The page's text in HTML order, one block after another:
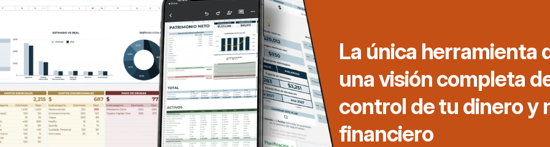
La única herramienta
una visión completa
control de tu dinero y
financiero